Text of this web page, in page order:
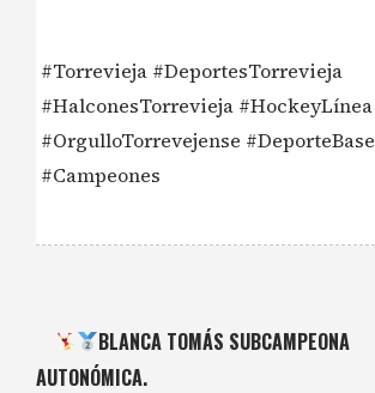
#Torrevieja #DeportesTorrevieja
#HalconesTorrevieja #HockeyLínea
#OrgulloTorrevejense #DeporteBase
#Campeones
BLANCA TOMÁS SUBCAMPEONA
AUTONÓMICA.